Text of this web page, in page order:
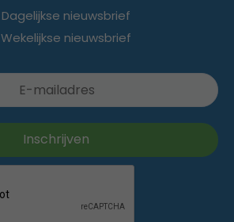
Dagelijkse nieuwsbrief
Wekelijkse nieuwsbrief